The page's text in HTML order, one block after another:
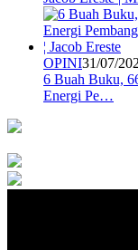
OPINI31/07/
6 Buah Buku,
Energi Pe…